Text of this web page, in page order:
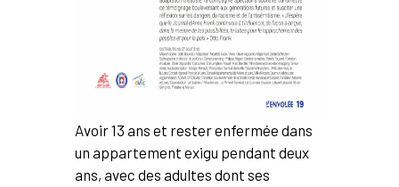
Avoir 13 ans et rester enfermée dans
un appartement exigu pendant deux
ans, avec des adultes dont ses